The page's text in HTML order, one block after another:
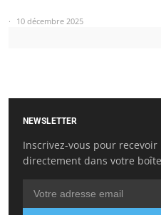
10 décembre 2025
NEWSLETTER
Inscrivez-vous pour
directement dans votre